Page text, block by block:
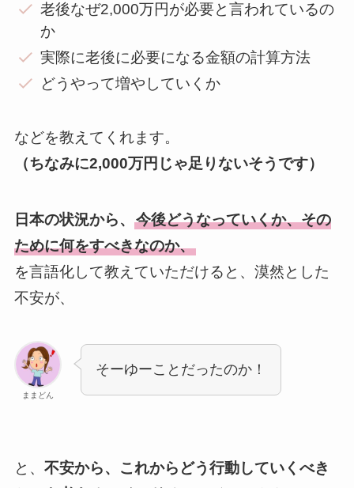
老後なぜ2,000万円が必要と言われているの
か
実際に老後に必要になる金額の計算方法
どうやって増やしていくか
などを教えてくれます。
（ちなみに2,000万円じゃ足りないそうです）
日本の状況から、 今後どうなっていくか、その
ために何をすべきなのか、
を言語化して教えていただけると、漠然とした
不安が、
ままどん
そーゆーことだったのか！
と、 不安から、これからどう行動していくべき